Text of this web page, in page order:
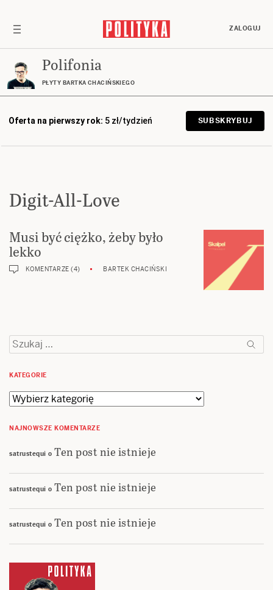
ZALOGUJ
Polifonia
PŁYTY BARTKA CHACIŃSKIEGO
Oferta na pierwszy rok: 5 zł/tydzień SUBSKRYBUJ
Digit-All-Love
Musi być ciężko, żeby było
lekko
KOMENTARZE (4) BARTEK CHACIŃSKI
Szukaj:
KATEGORIE
Kategorie
NAJNOWSZE KOMENTARZE
satrustequi o Ten post nie istnieje
satrustequi o Ten post nie istnieje
satrustequi o Ten post nie istnieje